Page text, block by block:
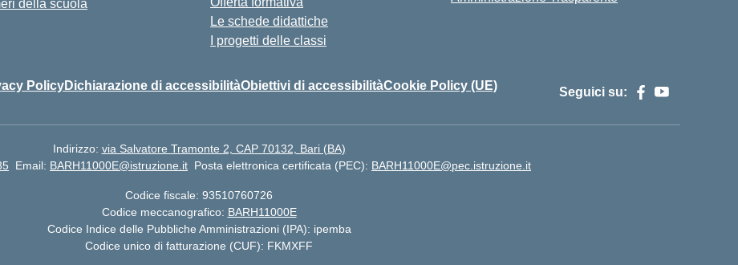
della scuola
Le schede didattiche
I progetti delle classi
PolicyDichiarazione di accessibilitàObiettivi di accessibilitàCookie Policy (UE) Seguici su:
Indirizzo: via Salvatore Tramonte 2, CAP 70132, Bari (BA)
Email: BARH11000E@istruzione.it Posta elettronica certificata (PEC): BARH11000E@pec.istruzione.it
Codice fiscale: 93510760726
Codice meccanografico: BARH11000E
Codice Indice delle Pubbliche Amministrazioni (IPA): ipemba
Codice unico di fatturazione (CUF): FKMXFF